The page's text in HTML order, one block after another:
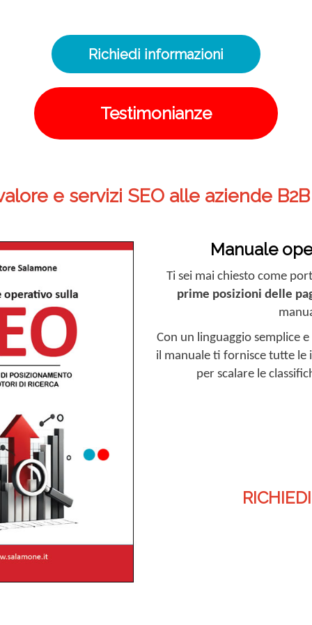
Richiedi informazioni
Testimonianze
e servizi SEO alle aziende
Manuale
Ti sei mai chiesto come
prime posizioni delle
Con un linguaggio semplice
il manuale ti fornisce tutte le
per scalare le